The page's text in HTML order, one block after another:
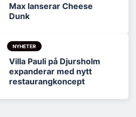
Max lanserar Cheese
Dunk
NYHETER
Villa Pauli på Djursholm
expanderar med nytt
restaurangkoncept